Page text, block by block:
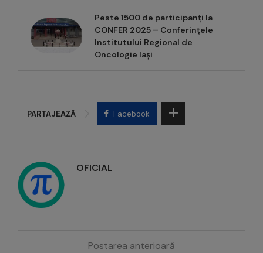
Peste 1500 de participanți la
CONFER 2025 – Conferințele
Institutului Regional de
Oncologie Iași
PARTAJEAZĂ Facebook
OFICIAL
Postarea anterioară